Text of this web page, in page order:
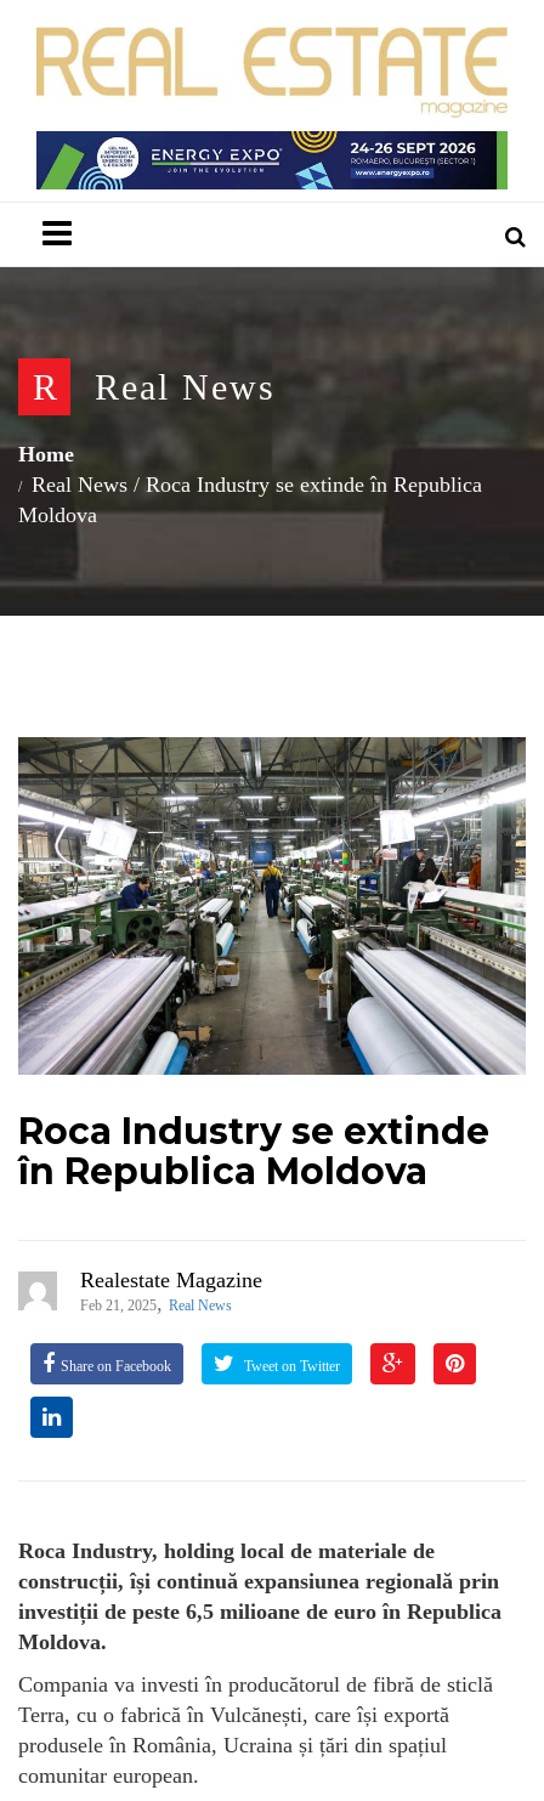
R Real News
Home
Real News / Roca Industry se extinde în Republica
Moldova
Roca Industry se extinde
în Republica Moldova
Realestate Magazine
Feb 21, 2025, Real News
Share on Facebook Tweet on Twitter
Roca Industry, holding local de materiale de
construcții, își continuă expansiunea regională prin
investiții de peste 6,5 milioane de euro în Republica
Moldova.
Compania va investi în producătorul de fibră de sticlă
Terra, cu o fabrică în Vulcănești, care își exportă
produsele în România, Ucraina și țări din spațiul
comunitar european.